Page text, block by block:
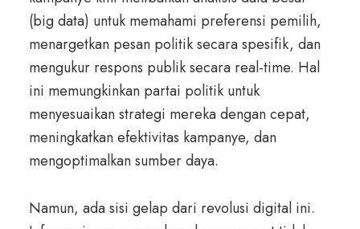
(big data) untuk memahami preferensi pemilih,
menargetkan pesan politik secara spesifik, dan
mengukur respons publik secara real-time. Hal
ini memungkinkan partai politik untuk
menyesuaikan strategi mereka dengan cepat,
meningkatkan efektivitas kampanye, dan
mengoptimalkan sumber daya.
Namun, ada sisi gelap dari revolusi digital ini.